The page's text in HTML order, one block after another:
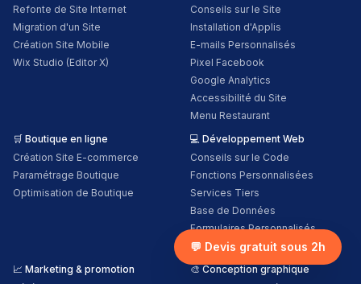
Refonte de Site Internet
Migration d'un Site
Création Site Mobile
Wix Studio (Editor X)
Conseils sur le Site
Installation d'Applis
E-mails Personnalisés
Pixel Facebook
Google Analytics
Accessibilité du Site
Menu Restaurant
🛒 Boutique en ligne
Création Site E-commerce
Paramétrage Boutique
Optimisation de Boutique
💻 Développement Web
Conseils sur le Code
Fonctions Personnalisées
Services Tiers
Base de Données
Formulaires Personnalisés
Conception Personnalisée
📈 Marketing & promotion
🎨 Conception graphique
💬 Devis gratuit sous 2h